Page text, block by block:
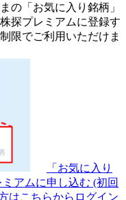
の 「お気に入り銘柄」
株探プレミアムに登録す
限でご利用いただけま
「お気に入り
アムに申し込む (初回
はこちらからログイン